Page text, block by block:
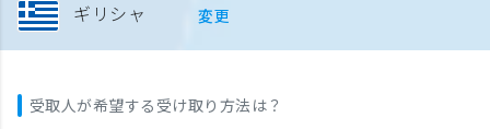
ギリシャ 変更
受取人が希望する受け取り方法は？